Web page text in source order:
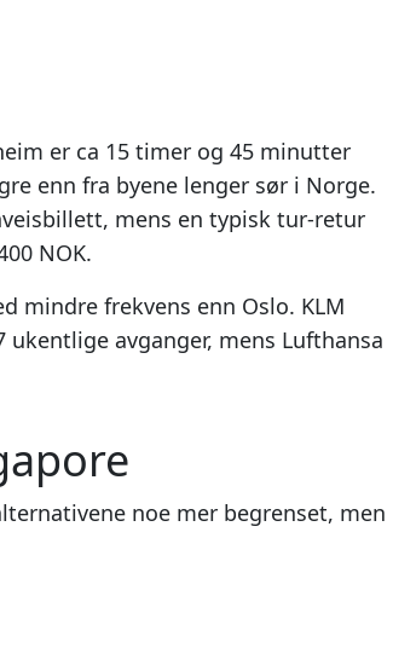
er ca 15 timer og 45 minutter
enn fra byene lenger sør i Norge.
mens en typisk tur-retur
NOK.
mindre frekvens enn Oslo. KLM
avganger, mens Lufthansa
noe mer begrenset, men